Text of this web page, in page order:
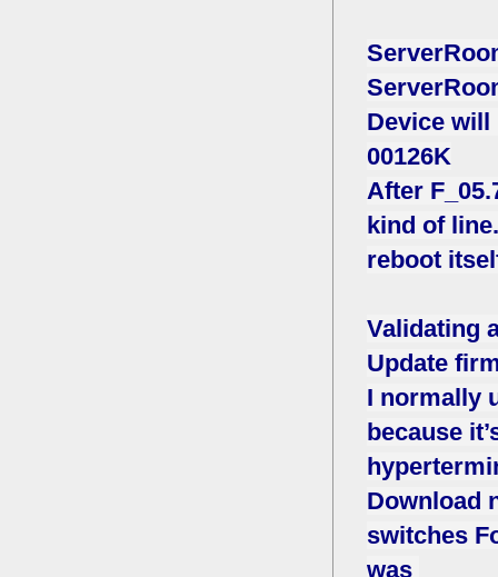
Device will
00126K
After
kind of
reboot
Validating
Update
I normally
because
Download
switches
was